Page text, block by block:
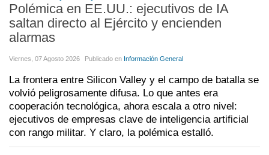
Polémica en EE.UU.: ejecutivos de IA
saltan directo al Ejército y encienden
alarmas
Viernes, 07 Agosto 2026 Publicado en Información General
La frontera entre Silicon Valley y el campo de batalla se
volvió peligrosamente difusa. Lo que antes era
cooperación tecnológica, ahora escala a otro nivel:
ejecutivos de empresas clave de inteligencia artificial
con rango militar. Y claro, la polémica estalló.